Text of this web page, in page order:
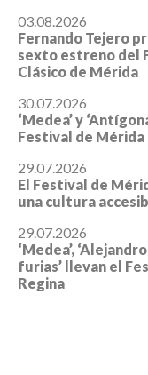
03.08.2026
Fernando Tejero
sexto estreno del
Clásico de Mérida
30.07.2026
‘Medea’ y
Festival de
29.07.2026
El Festival de
una cultura
29.07.2026
‘Medea’,
furias’ llevan el
Regina